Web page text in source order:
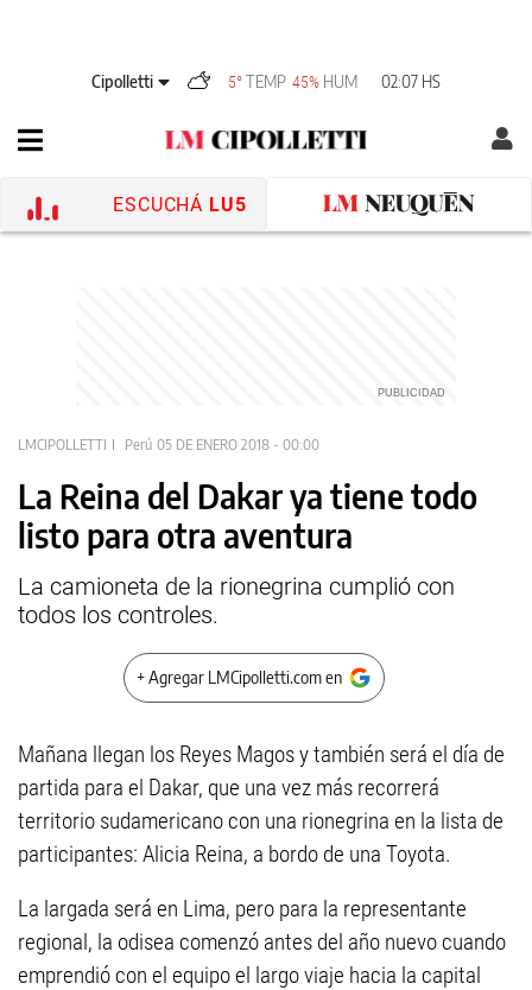
Cipolletti 5°TEMP 45% HUM 02:07 HS
ESCUCHÁ LU5
LMCIPOLLETTI Perú 05 DE ENERO 2018 - 00:00
La Reina del Dakar ya tiene todo
listo para otra aventura
La camioneta de la rionegrina cumplió con
todos los controles.
+ Agregar LMCipolletti.com en
Mañana llegan los Reyes Magos y también será el día de
partida para el Dakar, que una vez más recorrerá
territorio sudamericano con una rionegrina en la lista de
participantes: Alicia Reina, a bordo de una Toyota.
La largada será en Lima, pero para la representante
regional, la odisea comenzó antes del año nuevo cuando
emprendió con el equipo el largo viaje hacia la capital